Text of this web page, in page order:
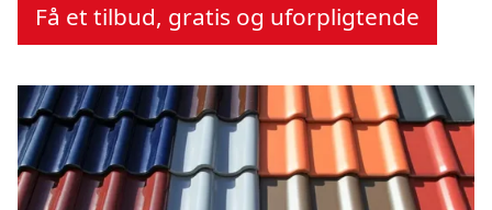
Få et tilbud, gratis og uforpligtende